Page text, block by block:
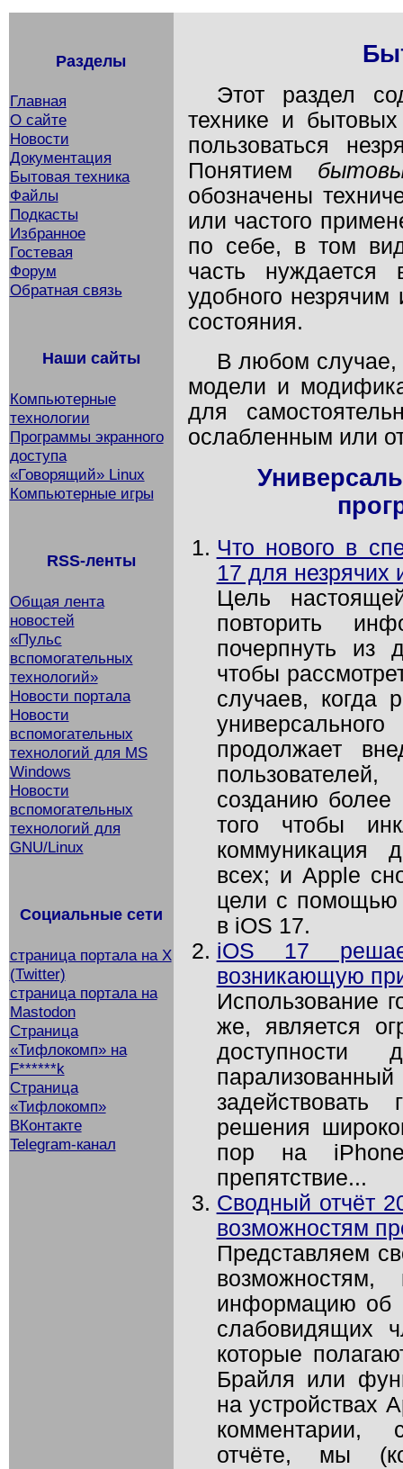
Разделы
Главная
О сайте
Новости
Документация
Бытовая техника
Файлы
Подкасты
Избранное
Гостевая
Форум
Обратная связь
Наши сайты
Компьютерные
технологии
Программы экранного
доступа
«Говорящий» Linux
Компьютерные игры
RSS-ленты
Общая лента
новостей
«Пульс
вспомогательных
технологий»
Новости портала
Новости
вспомогательных
технологий для MS
Windows
Новости
вспомогательных
технологий для
GNU/Linux
Социальные сети
страница портала на X
(Twitter)
страница портала на
Mastodon
Страница
«Тифлокомп» на
F******k
Страница
«Тифлокомп»
ВКонтакте
Telegram-канал
Этот раздел
технике и
пользоваться
Понятием
обозначены
или частого
по себе, в том
часть
удобного
состояния.
В любом случае,
модели и
для
ослабленным или
Что нового в
17 для незрячих
Цель
повторить
почерпнуть из
чтобы
случаев, когда
продолжает
созданию более
того чтобы
коммуникация
всех; и Apple
цели с помощью
в iOS 17.
iOS 17
возникающую
Использование
же, является
решения
пор на iPhone
препятствие...
Сводный отчёт
возможностям
Представляем
информацию об
слабовидящих
которые
Брайля или
на устройствах
комментарии,
отчёте, мы